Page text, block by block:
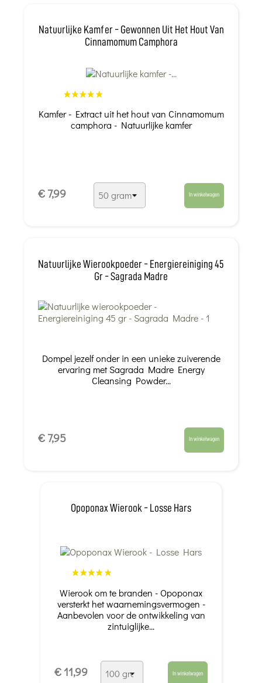
Natuurlijke Kamfer - Gewonnen Uit Het Hout Van
Cinnamomum Camphora
Kamfer - Extract uit het hout van Cinnamomum
camphora - Natuurlijke kamfer
€ 7,99 In winkelwagen
Natuurlijke Wierookpoeder - Energiereiniging 45
Gr - Sagrada Madre
Dompel jezelf onder in een unieke zuiverende
ervaring met Sagrada Madre Energy
Cleansing Powder...
€ 7,95 In winkelwagen
Opoponax Wierook - Losse Hars
Wierook om te branden - Opoponax
versterkt het waarnemingsvermogen -
Aanbevolen voor de ontwikkeling van
zintuiglijke...
€ 11,99 In winkelwagen